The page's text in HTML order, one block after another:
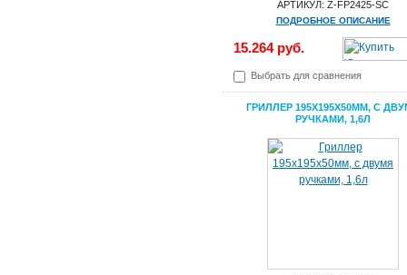
АРТИКУЛ: Z-FP2425-SC
ПОДРОБНОЕ ОПИСАНИЕ
15.264 руб.
Выбрать для сравнения
ГРИЛЛЕР 195X195X50ММ, С
РУЧКАМИ, 1,6Л